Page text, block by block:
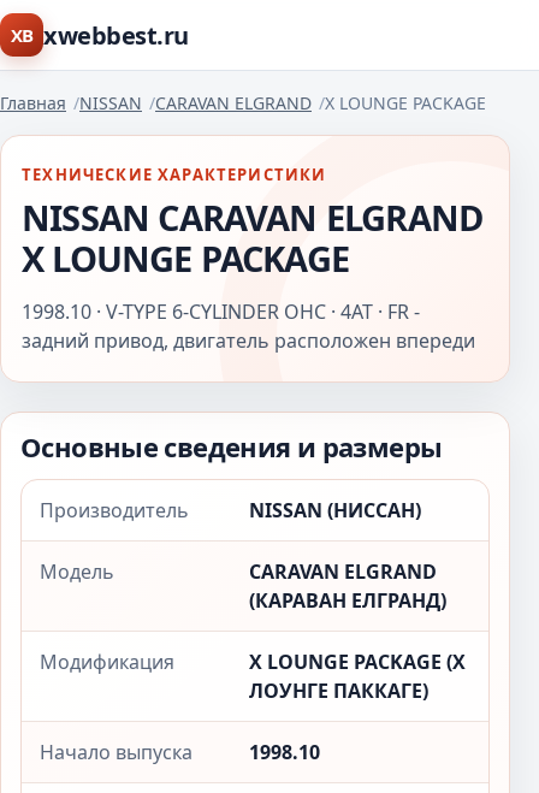
XB xwebbest.ru
Главная NISSAN CARAVAN ELGRAND X LOUNGE PACKAGE
ТЕХНИЧЕСКИЕ ХАРАКТЕРИСТИКИ
NISSAN CARAVAN ELGRAND
X LOUNGE PACKAGE
1998.10 · V-TYPE 6-CYLINDER OHC · 4AT · FR -
задний привод, двигатель расположен впереди
Основные сведения и размеры
Производитель NISSAN (НИССАН)
Модель
CARAVAN ELGRAND
(КАРАВАН ЕЛГРАНД)
Модификация
X LOUNGE PACKAGE (X
ЛОУНГЕ ПАККАГЕ)
Начало выпуска 1998.10